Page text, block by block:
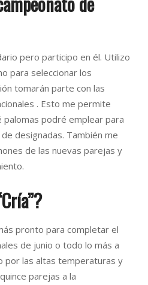
pero participo en él. Utilizo
para seleccionar los
tomarán parte con las
. Esto me permite
podré emplear para
designadas. También me
de las nuevas parejas y
pronto para completar el
de junio o todo lo más a
por las altas temperaturas y
parejas a la